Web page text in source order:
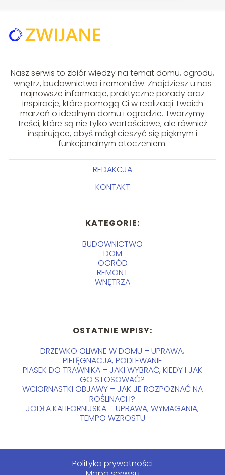
Nasz serwis to zbiór wiedzy na temat domu, ogrodu,
wnętrz, budownictwa i remontów. Znajdziesz u nas
najnowsze informacje, praktyczne porady oraz
inspiracje, które pomogą Ci w realizacji Twoich
marzeń o idealnym domu i ogrodzie. Tworzymy
treści, które są nie tylko wartościowe, ale również
inspirujące, abyś mógł cieszyć się pięknym i
funkcjonalnym otoczeniem.
REDAKCJA
KONTAKT
KATEGORIE:
BUDOWNICTWO
DOM
OGRÓD
REMONT
WNĘTRZA
OSTATNIE WPISY:
DRZEWKO OLIWNE W DOMU – UPRAWA,
PIELĘGNACJA, PODLEWANIE
PIASEK DO TRAWNIKA – JAKI WYBRAĆ, KIEDY I JAK
GO STOSOWAĆ?
WCIORNASTKI OBJAWY – JAK JE ROZPOZNAĆ NA
ROŚLINACH?
JODŁA KALIFORNIJSKA – UPRAWA, WYMAGANIA,
TEMPO WZROSTU
Polityka prywatności